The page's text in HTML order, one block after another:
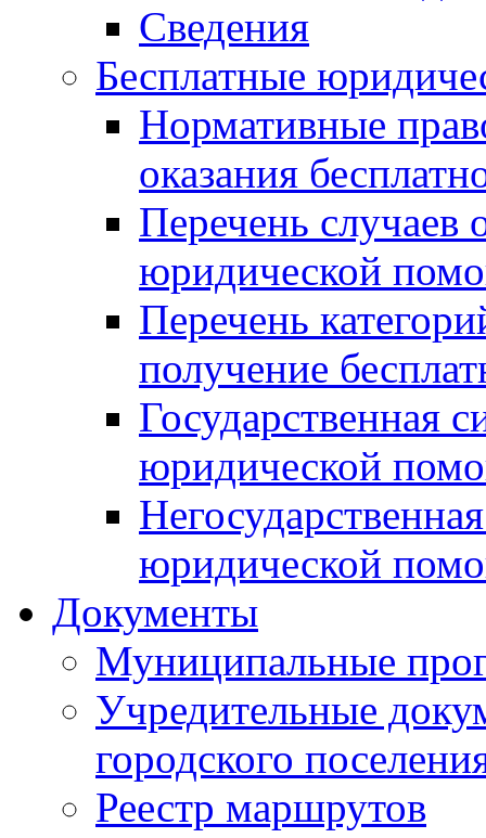
Сведения
Бесплатные
Нормативные
оказания
Перечень случаев
юридической
Перечень
получение
Государственная
юридической
юридической
Документы
Муниципальные
Учредительные
городского
Реестр маршрутов